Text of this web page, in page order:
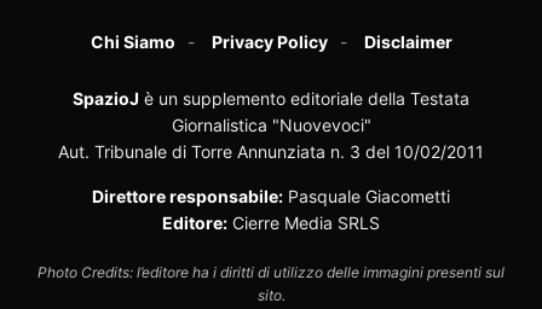
Chi Siamo Privacy Policy Disclaimer
SpazioJ è un supplemento editoriale della Testata
Giornalistica "Nuovevoci"
Aut. Tribunale di Torre Annunziata n. 3 del 10/02/2011
Direttore responsabile: Pasquale Giacometti
Editore: Cierre Media SRLS
Photo Credits: l’editore ha i diritti di utilizzo delle immagini presenti sul
sito.